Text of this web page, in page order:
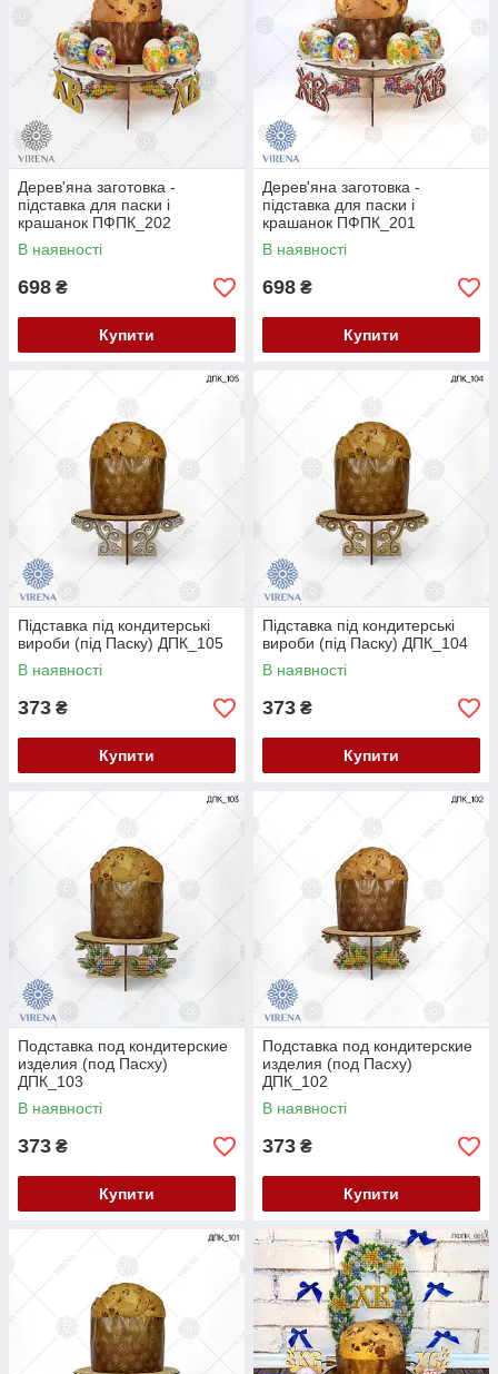
Дерев'яна заготовка -
підставка для паски і
крашанок ПФПК_202
В наявності
698 ₴
Купити
Дерев'яна заготовка -
підставка для паски і
крашанок ПФПК_201
В наявності
698 ₴
Купити
Підставка під кондитерські
вироби (під Паску) ДПК_105
В наявності
373 ₴
Купити
Підставка під кондитерські
вироби (під Паску) ДПК_104
В наявності
373 ₴
Купити
Подставка под кондитерские
изделия (под Пасху)
ДПК_103
В наявності
373 ₴
Купити
Подставка под кондитерские
изделия (под Пасху)
ДПК_102
В наявності
373 ₴
Купити